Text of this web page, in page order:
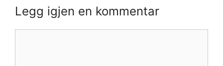
Legg igjen en kommentar